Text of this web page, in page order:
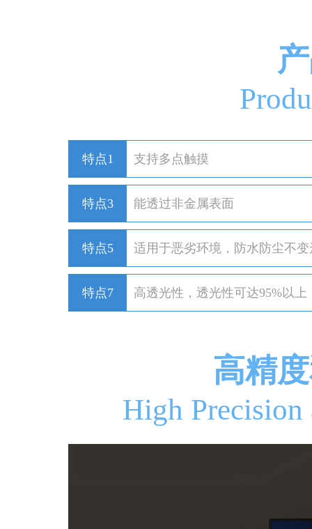
特点1 支持多点触摸
特点3 能透过非金属表面
特点5 适用于恶劣环境，防水防尘不变
特点7 高透光性，透光性可达95%以上
高精
High